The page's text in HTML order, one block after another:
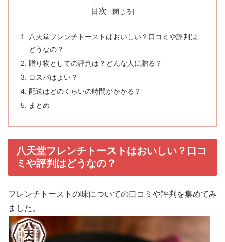
目次
八天堂フレンチトーストはおいしい？口コミや評判は
どうなの？
贈り物としての評判は？どんな人に贈る？
コスパはよい？
配送はどのくらいの時間がかかる？
まとめ
八天堂フレンチトーストはおいしい？口コ
ミや評判はどうなの？
フレンチトーストの味についての口コミや評判を集めてみ
ました。